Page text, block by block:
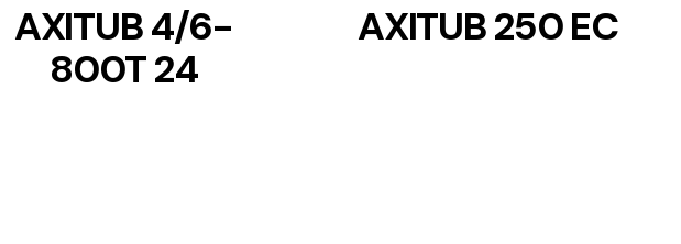
AXITUB 4/6-
800T 24
AXITUB 250 EC